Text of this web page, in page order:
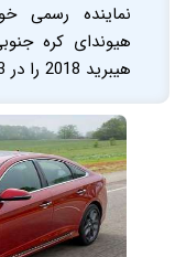
نماینده رسمی
هیوندای کره
هیبرید 2018 را در 3 تیپ اعلام کرد.